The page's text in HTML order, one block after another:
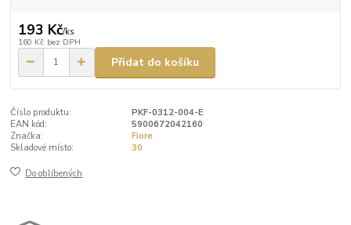
193 Kč/ks
160 Kč bez DPH
Přidat do košíku
Číslo produktu:
PKF-0312-004-E
EAN kód:
5900672042160
Značka:
Fiore
Skladové místo:
30
Do oblíbených